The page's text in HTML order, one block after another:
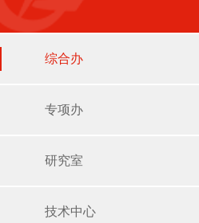
综合办
专项办
研究室
技术中心